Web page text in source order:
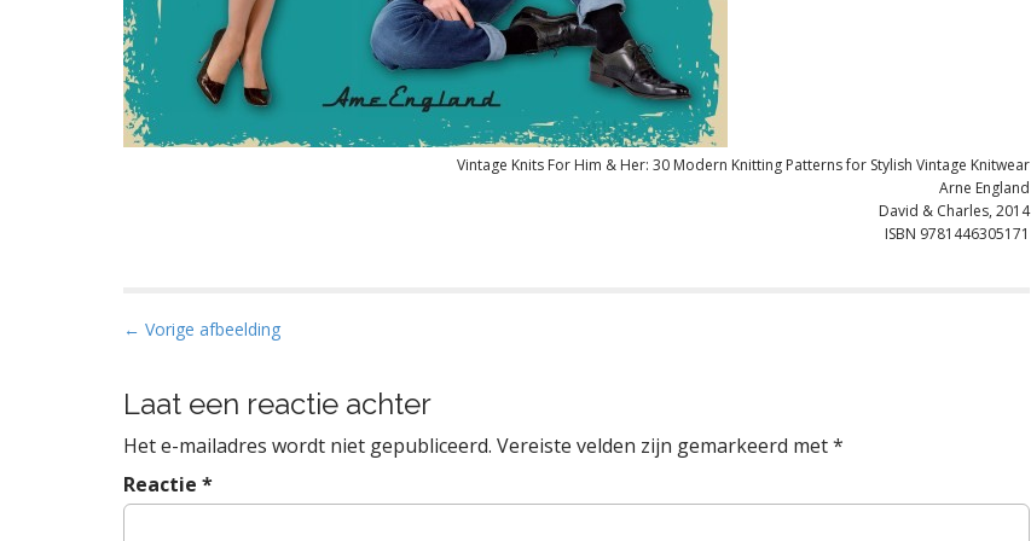
Vintage Knits For Him & Her: 30 Modern Knitting Patterns for Stylish Vintage Knitwear
Arne England
David & Charles, 2014
ISBN 9781446305171
B
r
i
c
h
t
← Vorige afbeelding
Laat een reactie achter
Het e-mailadres wordt niet gepubliceerd. Vereiste velden zijn gemarkeerd met*
Reactie *